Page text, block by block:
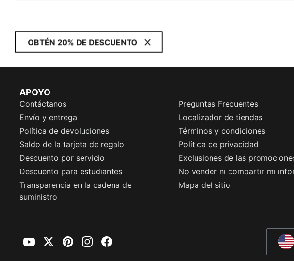
OBTÉN 20% DE DESCUENTO
APOYO
Contáctanos
Preguntas Frecuentes
Envío y entrega
Localizador de tiendas
Política de devoluciones
Términos y condiciones
Saldo de la tarjeta de regalo
Política de privacidad
Descuento por servicio
Exclusiones de las
Descuento para estudiantes
No vender ni compartir mi
Transparencia en la cadena de
suministro
Mapa del sitio
YouTubeTwitterPinterestInstagramFacebook